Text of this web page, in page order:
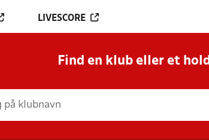
LIVESCORE
Find en klub eller et hold